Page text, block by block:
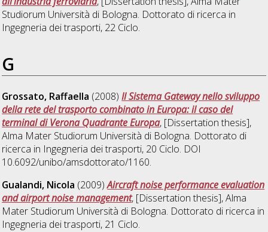
Studiorum Università di Bologna. Dottorato di ricerca in
Ingegneria dei trasporti, 22 Ciclo.
G
Grossato, Raffaella (2008)Il Sistema Gateway nello sviluppo
della rete del trasporto combinato in Europa: il caso del
terminal di Verona Quadrante Europa, [Dissertation thesis],
Alma Mater Studiorum Università di Bologna. Dottorato di
ricerca in Ingegneria dei trasporti, 20 Ciclo. DOI
10.6092/unibo/amsdottorato/1160.
Gualandi, Nicola (2009)Aircraft noise performance evaluation
and airport noise management, [Dissertation thesis], Alma
Mater Studiorum Università di Bologna. Dottorato di ricerca in
Ingegneria dei trasporti, 21 Ciclo.